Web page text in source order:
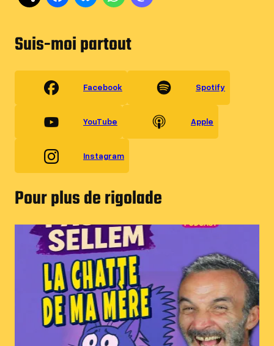
Suis-moi partout
Facebook Spotify
YouTube Apple
Instagram
Pour plus de rigolade